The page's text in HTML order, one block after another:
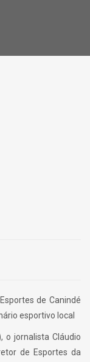
de Canindé
esportivo local
o jornalista Cláudio
de Esportes da